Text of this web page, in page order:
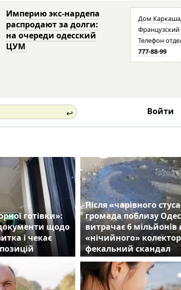
Империю экс-нардепа
распродают за долги:
на очереди одесский
ЦУМ
Дом
Французский
Телефон
777-88-99
↩ Войти
готівки»:
щодо
і чекає
Після «чарівного
громада поблизу
витрачає 6
«нічийного»
фекальний скандал